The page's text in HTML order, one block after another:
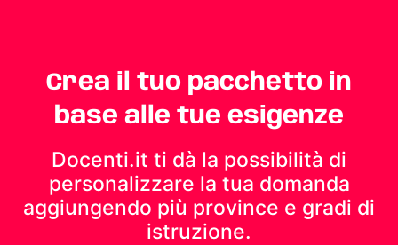
Crea il tuo pacchetto in
base alle tue esigenze
Docenti.it ti dà la possibilità di
personalizzare la tua domanda
aggiungendo più province e gradi di
istruzione.